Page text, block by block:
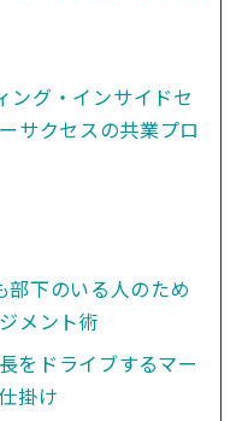
ング・インサイドセ
サクセスの共業プロ
下のいる人のため
メント術
をドライブするマー
掛け